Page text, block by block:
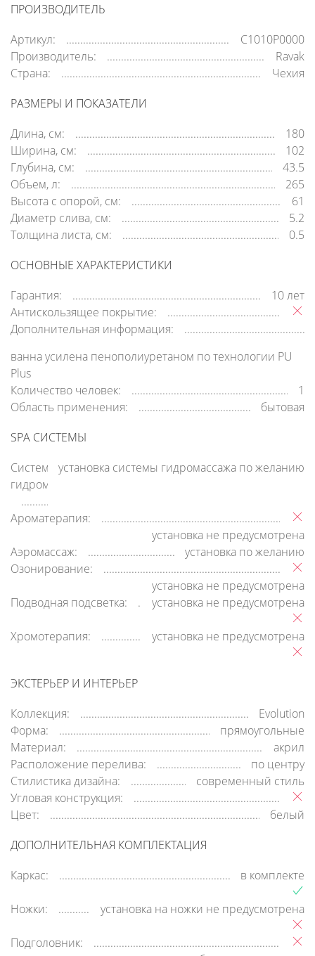
ПРОИЗВОДИТЕЛЬ
Артикул:
C1010P0000
Производитель:
Ravak
Страна:
Чехия
РАЗМЕРЫ И ПОКАЗАТЕЛИ
Длина, см:
180
Ширина, см:
102
Глубина, см:
43.5
Объем, л:
265
Высота с опорой, см:
61
Диаметр слива, см:
5.2
Толщина листа, см:
0.5
ОСНОВНЫЕ ХАРАКТЕРИСТИКИ
Гарантия:
10 лет
Антискользящее покрытие:
Дополнительная информация:
ванна усилена пенополиуретаном по технологии PU
Plus
Количество человек:
1
Область применения:
бытовая
SPA СИСТЕМЫ
Система
гидромассажа:
установка системы гидромассажа по желанию
Ароматерапия:
установка не предусмотрена
Аэромассаж:
установка по желанию
Озонирование:
установка не предусмотрена
Подводная подсветка:
установка не предусмотрена
Хромотерапия: установка не предусмотрена
ЭКСТЕРЬЕР И ИНТЕРЬЕР
Коллекция:
Evolution
Форма:
прямоугольные
Материал:
акрил
Расположение перелива:
по центру
Стилистика дизайна:
современный стиль
Угловая конструкция:
Цвет:
белый
ДОПОЛНИТЕЛЬНАЯ КОМПЛЕКТАЦИЯ
Каркас:
в комплекте
Ножки: установка на ножки не предусмотрена
Подголовник: